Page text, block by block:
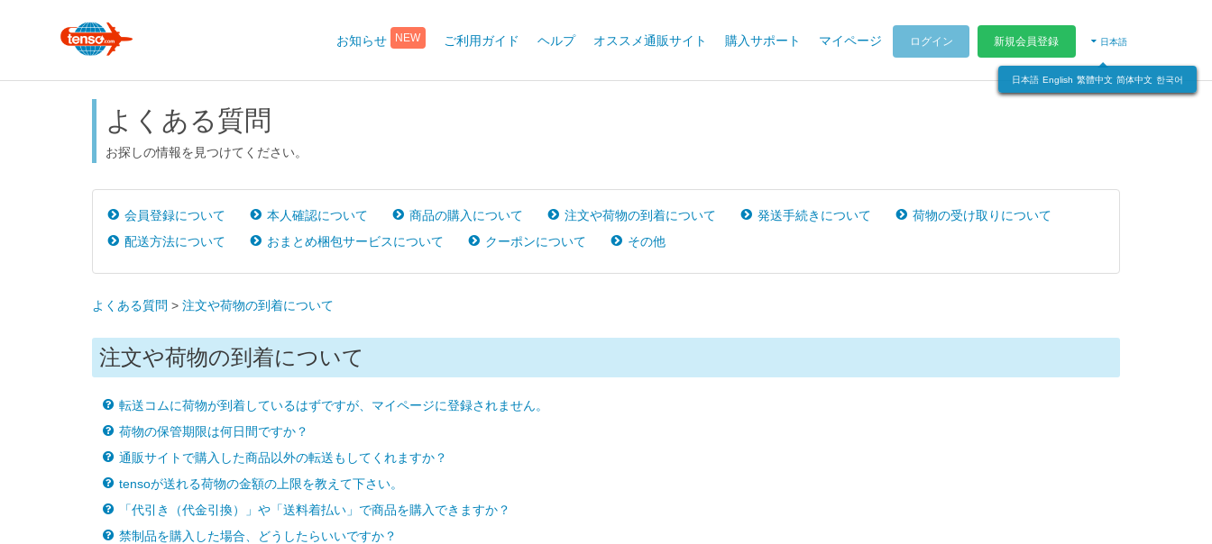
お知らせ NEW ご利用ガイド ヘルプ オススメ通販サイト 購入サポート マイページ ログイン 新規会員登録 日本語
日本語 English 繁體中文 简体中文 한국어
よくある質問
お探しの情報を見つけてください。
会員登録について 本人確認について 商品の購入について 注文や荷物の到着について 発送手続きについて
荷物の受け取りについて
配送方法について
おまとめ梱包サービスについて クーポンについて その他
よくある質問 > 注文や荷物の到着について
注文や荷物の到着について
転送コムに荷物が到着しているはずですが、マイページに登録されません。
荷物の保管期限は何日間ですか？
通販サイトで購入した商品以外の転送もしてくれますか？
tensoが送れる荷物の金額の上限を教えて下さい。
「代引き（代金引換）」や「送料着払い」で商品を購入できますか？
禁制品を購入した場合、どうしたらいいですか？